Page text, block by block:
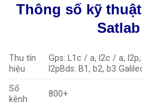
Thông số kỹ
Thu tín
hiệu
Gps: L1c / a, l2c / a,
l2pBds: B1, b2, b3
Số
kênh
800+